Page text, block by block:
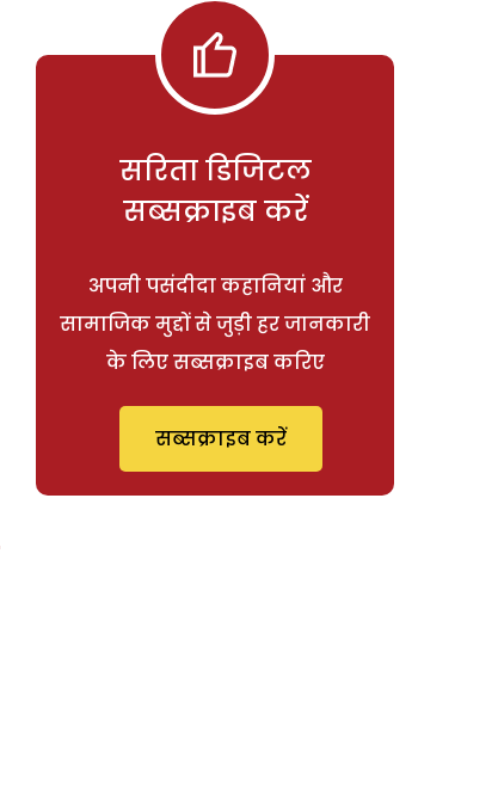
सरिता डिजिटल
सब्सक्राइब करें
अपनी पसंदीदा कहानियां और
सामाजिक मुद्दों से जुड़ी हर जानकारी
के लिए सब्सक्राइब करिए
सब्सक्राइब करें